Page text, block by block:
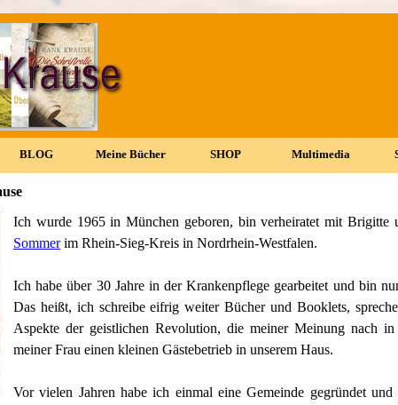
Menü überspringen
▼
BLOG ▼
Meine Bücher ▼
SHOP ▼
Multimedia
Ich wurde 1965 in München geboren, bin verheiratet mit Brigitte
Sommerim Rhein-Sieg-Kreis in Nordrhein-Westfalen.
Ich habe über 30 Jahre in der Krankenpflege gearbeitet und bin
Das heißt, ich schreibe eifrig weiter Bücher und Booklets,
Aspekte der geistlichen Revolution, die meiner Meinung nach
meiner Frau einen kleinen Gästebetrieb in unserem Haus.
Vor vielen Jahren habe ich einmal eine Gemeinde gegründet